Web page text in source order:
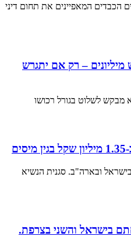
הכבדים המאפיינים את תחום דיני
מיליונים – רק אם יתגרש
מבקש לשלוט בגורל רכושו
ובארה"ב. סגנית הנשיא
בישראל והשני בצרפת.